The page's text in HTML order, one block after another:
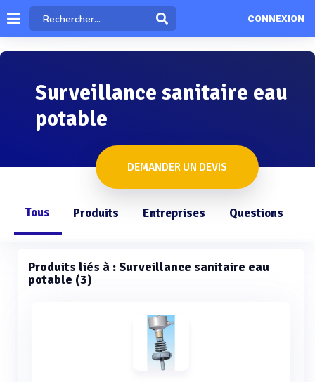
CONNEXION
Surveillance sanitaire eau
potable
DEMANDER UN DEVIS
Tous Produits Entreprises Questions
Produits liés à : Surveillance sanitaire eau
potable (3)